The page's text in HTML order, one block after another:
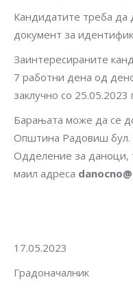
Кандидатите треба да
документ за
Заинтересираните
7 работни дена од
заклучно со 25.05.2023
Барањата може да се
Општина Радовиш бул.
Одделение за даноци,
маил адреса
17.05.2023
Градоначалник